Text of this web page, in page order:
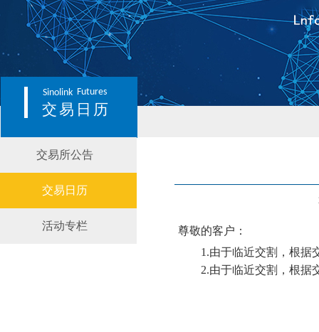
Sinolink Futures
交易日历
交易所公告
交易日历
活动专栏
尊敬的客户：
1.由于临近交割，根据
2.由于临近交割，根据